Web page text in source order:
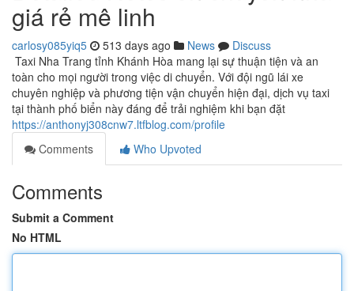
giá rẻ mê linh
carlosy085yiq5 513 days ago News
Discuss
Taxi Nha Trang tỉnh Khánh Hòa mang lại sự thuận tiện và an
toàn cho mọi người trong việc di chuyển. Với đội ngũ lái xe
chuyên nghiệp và phương tiện vận chuyển hiện đại, dịch vụ taxi
tại thành phố biển này đáng để trải nghiệm khi bạn đặt
https://anthonyj308cnw7.ltfblog.com/profile
Comments
Who Upvoted
Comments
Submit a Comment
No HTML